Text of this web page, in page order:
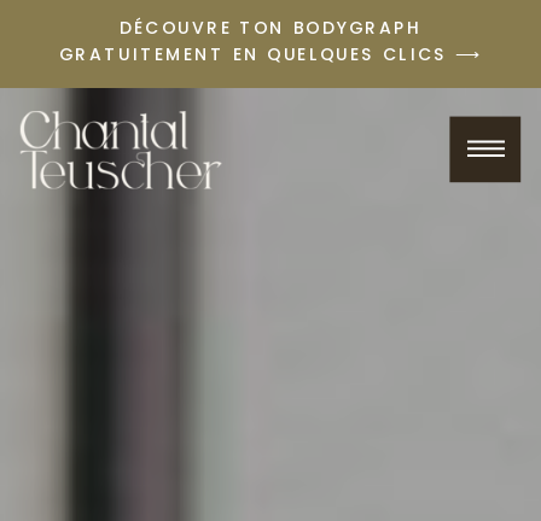
DÉCOUVRE TON BODYGRAPH
GRATUITEMENT EN QUELQUES CLICS ⟶